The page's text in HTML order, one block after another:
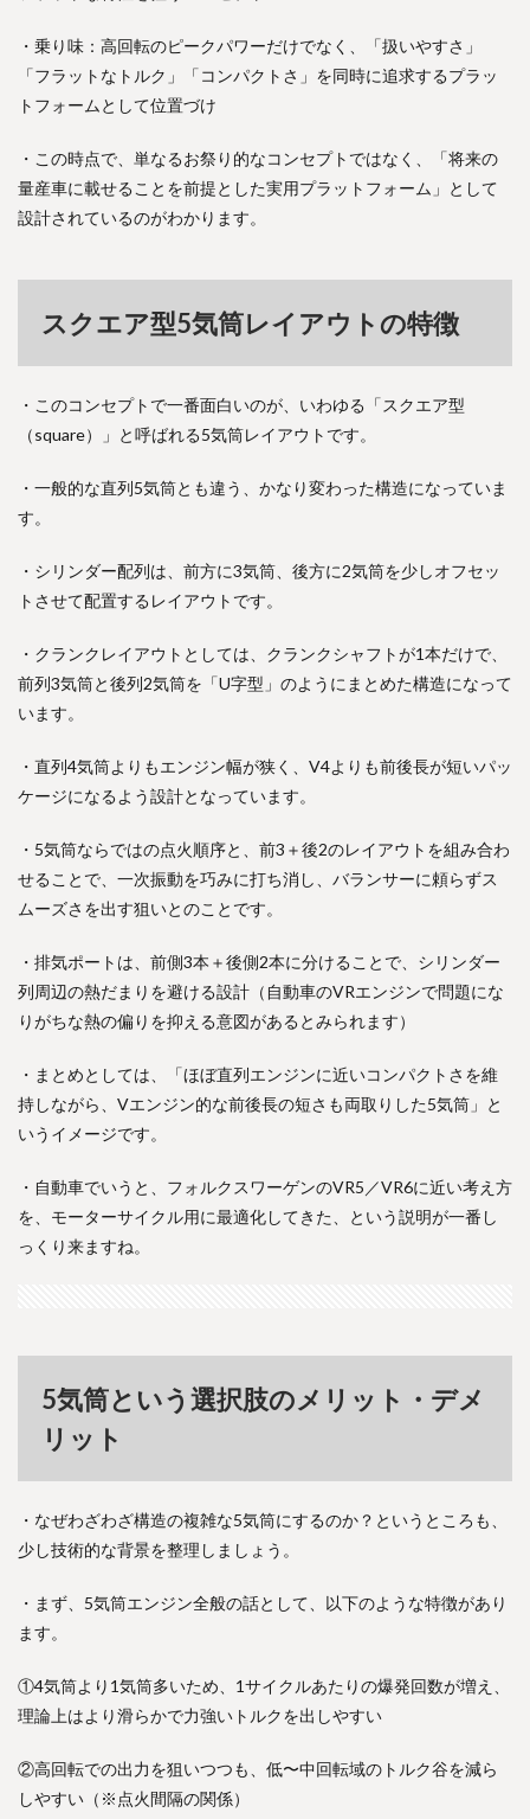
・乗り味：高回転のピークパワーだけでなく、「扱いやすさ」
「フラットなトルク」「コンパクトさ」を同時に追求するプラッ
トフォームとして位置づけ
・この時点で、単なるお祭り的なコンセプトではなく、「将来の
量産車に載せることを前提とした実用プラットフォーム」として
設計されているのがわかります。
スクエア型5気筒レイアウトの特徴
・このコンセプトで一番面白いのが、いわゆる「スクエア型
（square）」と呼ばれる5気筒レイアウトです。
・一般的な直列5気筒とも違う、かなり変わった構造になっていま
す。
・シリンダー配列は、前方に3気筒、後方に2気筒を少しオフセッ
トさせて配置するレイアウトです。
・クランクレイアウトとしては、クランクシャフトが1本だけで、
前列3気筒と後列2気筒を「U字型」のようにまとめた構造になって
います。
・直列4気筒よりもエンジン幅が狭く、V4よりも前後長が短いパッ
ケージになるよう設計となっています。
・5気筒ならではの点火順序と、前3＋後2のレイアウトを組み合わ
せることで、一次振動を巧みに打ち消し、バランサーに頼らずス
ムーズさを出す狙いとのことです。
・排気ポートは、前側3本＋後側2本に分けることで、シリンダー
列周辺の熱だまりを避ける設計（自動車のVRエンジンで問題にな
りがちな熱の偏りを抑える意図があるとみられます）
・まとめとしては、「ほぼ直列エンジンに近いコンパクトさを維
持しながら、Vエンジン的な前後長の短さも両取りした5気筒」と
いうイメージです。
・自動車でいうと、フォルクスワーゲンのVR5／VR6に近い考え方
を、モーターサイクル用に最適化してきた、という説明が一番し
っくり来ますね。
5気筒という選択肢のメリット・デメ
リット
・なぜわざわざ構造の複雑な5気筒にするのか？というところも、
少し技術的な背景を整理しましょう。
・まず、5気筒エンジン全般の話として、以下のような特徴があり
ます。
①4気筒より1気筒多いため、1サイクルあたりの爆発回数が増え、
理論上はより滑らかで力強いトルクを出しやすい
②高回転での出力を狙いつつも、低〜中回転域のトルク谷を減ら
しやすい（※点火間隔の関係）